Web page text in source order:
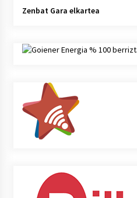
Zenbat Gara elkartea